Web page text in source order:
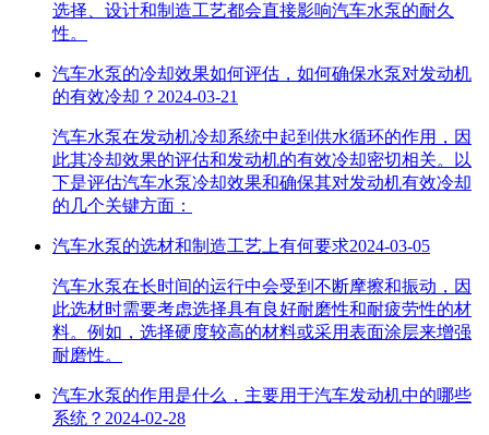
选择、设计和制造工艺都会直接影响汽车水泵的耐久
性。
汽车水泵的冷却效果如何评估，如何确保水泵对发动机
的有效冷却？ 2024-03-21
汽车水泵在发动机冷却系统中起到供水循环的作用，因
此其冷却效果的评估和发动机的有效冷却密切相关。以
下是评估汽车水泵冷却效果和确保其对发动机有效冷却
的几个关键方面：
汽车水泵的选材和制造工艺上有何要求2024-03-05
汽车水泵在长时间的运行中会受到不断摩擦和振动，因
此选材时需要考虑选择具有良好耐磨性和耐疲劳性的材
料。例如，选择硬度较高的材料或采用表面涂层来增强
耐磨性。
汽车水泵的作用是什么，主要用于汽车发动机中的哪些
系统？ 2024-02-28